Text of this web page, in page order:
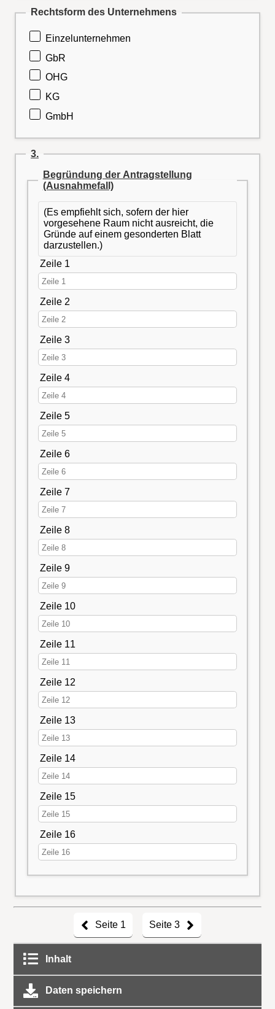
Rechtsform des Unternehmens
Einzelunternehmen
GbR
OHG
KG
GmbH
3.
Begründung der Antragstellung
(Ausnahmefall)
(Es empfiehlt sich, sofern der hier
vorgesehene Raum nicht ausreicht, die
Gründe auf einem gesonderten Blatt
darzustellen.)
Zeile 1
Zeile 2
Zeile 3
Zeile 4
Zeile 5
Zeile 6
Zeile 7
Zeile 8
Zeile 9
Zeile 10
Zeile 11
Zeile 12
Zeile 13
Zeile 14
Zeile 15
Zeile 16
Seite 1 Seite 3
Inhalt
Daten speichern